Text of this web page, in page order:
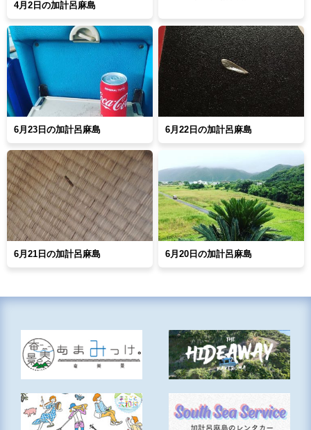
4月2日の加計呂麻島
6月23日の加計呂麻島 6月22日の加計呂麻島
6月21日の加計呂麻島 6月20日の加計呂麻島